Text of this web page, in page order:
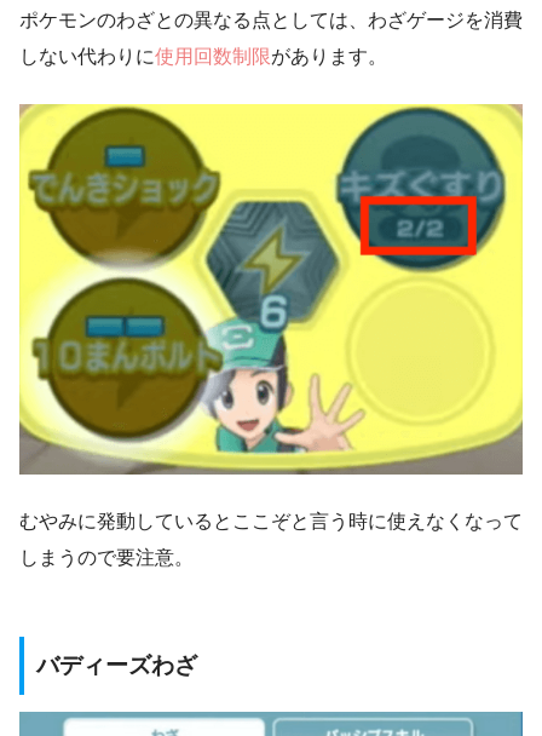
ポケモンのわざとの異なる点としては、わざゲージを消費
しない代わりに使用回数制限があります。
むやみに発動しているとここぞと言う時に使えなくなって
しまうので要注意。
バディーズわざ